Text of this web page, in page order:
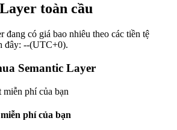
toàn cầu
đang có giá bao nhiêu theo các tiền tệ
đây: --(UTC+0).
Semantic Layer
phí của bạn